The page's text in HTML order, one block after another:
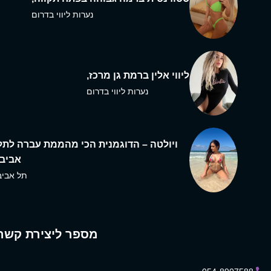
נערות ליווי בדרום
ליווי אלין ברמת גן מרכז,
נערות ליווי בדרום
ויולטה – הדוגמנית הכי מהממת עברה
תל
מספר ליצירת